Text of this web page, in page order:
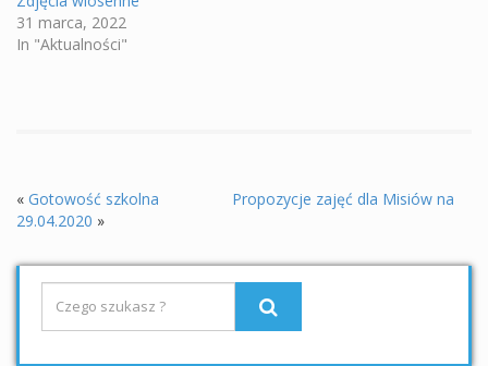
31 marca, 2022
In "Aktualności"
« Gotowość szkolna
Propozycje zajęć dla Misiów na
29.04.2020 »